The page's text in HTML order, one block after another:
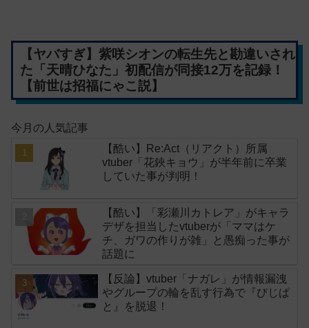
【ヤバすぎ】紫咲シオンの転生先と勘違いされ
た「天晴ひなた」初配信が同接12万を記録！
【前世は招福にゃこ説】
今月の人気記事
【酷い】Re:Act（リアクト）所属
vtuber「花鋏キョウ」が半年前に卒業
していた事が判明！
【酷い】「彩瀬川カトレア」がキャラ
デザを担当したvtuberが「ママはケ
チ、ガワの作りが雑」と愚痴った事が
話題に
【反論】vtuber「ナガレ」が情報漏洩
やグループの輪を乱す行為で『びじぱ
と』を脱退！